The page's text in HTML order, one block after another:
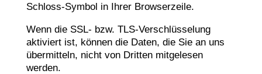
Schloss-Symbol in Ihrer Browserzeile.
Wenn die SSL- bzw. TLS-Verschlüsselung
aktiviert ist, können die Daten, die Sie an uns
übermitteln, nicht von Dritten mitgelesen
werden.